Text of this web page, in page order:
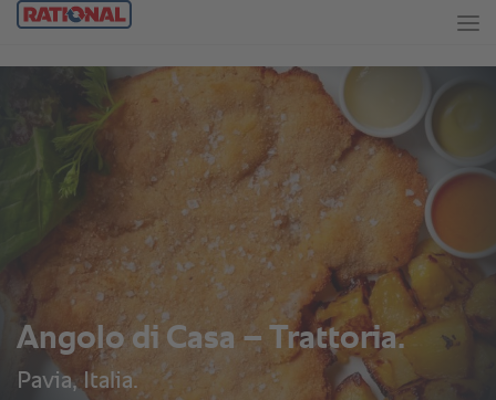
Angolo di Casa – Trattoria.
Pavia, Italia.